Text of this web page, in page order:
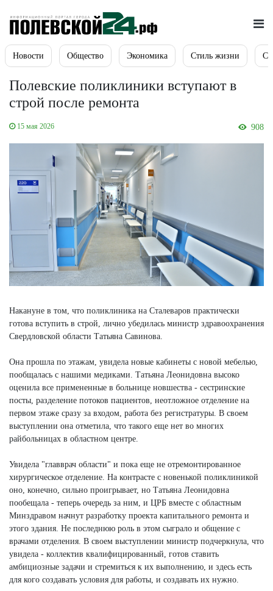
Новости Общество Экономика Стиль жизни
Полевские поликлиники вступают в
строй после ремонта
15 мая 2026 908
Накануне в том, что поликлиника на Сталеваров практически
готова вступить в строй, лично убедилась министр здравоохранения
Свердловской области Татьяна Савинова.
Она прошла по этажам, увидела новые кабинеты с новой мебелью,
пообщалась с нашими медиками. Татьяна Леонидовна высоко
оценила все примененные в больнице новшества - сестринские
посты, разделение потоков пациентов, неотложное отделение на
первом этаже сразу за входом, работа без регистратуры. В своем
выступлении она отметила, что такого еще нет во многих
райбольницах в областном центре.
Увидела "главврач области" и пока еще не отремонтированное
хирургическое отделение. На контрасте с новенькой поликлиникой
оно, конечно, сильно проигрывает, но Татьяна Леонидовна
пообещала - теперь очередь за ним, и ЦРБ вместе с областным
Минздравом начнут разработку проекта капитального ремонта и
этого здания. Не последнюю роль в этом сыграло и общение с
врачами отделения. В своем выступлении министр подчеркнула, что
увидела - коллектив квалифицированный, готов ставить
амбициозные задачи и стремиться к их выполнению, и здесь есть
для кого создавать условия для работы, и создавать их нужно.